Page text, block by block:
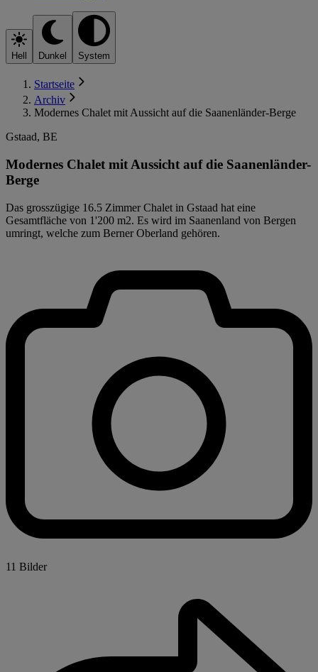
Hell Dunkel System
Startseite
Archiv
Modernes Chalet mit Aussicht auf die Saanenländer-Berge
Gstaad, BE
Modernes Chalet mit Aussicht auf die Saanenländer-
Berge
Das grosszügige 16.5 Zimmer Chalet in Gstaad hat eine
Gesamtfläche von 1'200 m2. Es wird im Saanenland von Bergen
umringt, welche zum Berner Oberland gehören.
11 Bilder